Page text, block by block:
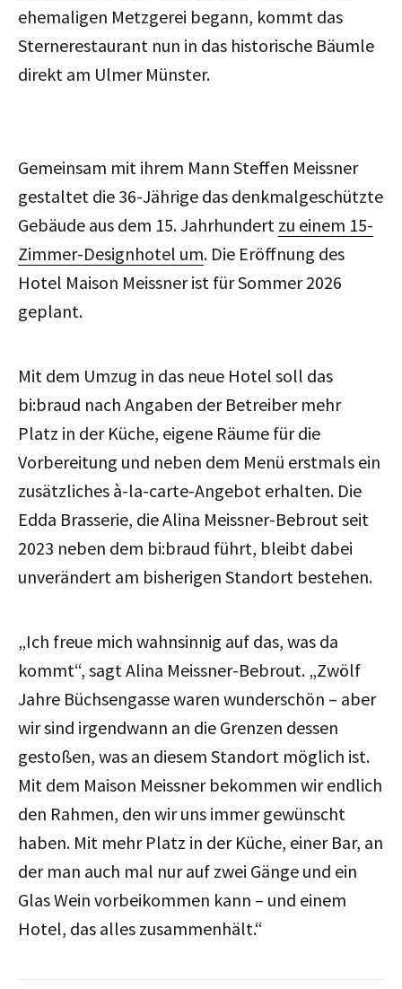
ehemaligen Metzgerei begann, kommt das
Sternerestaurant nun in das historische Bäumle
direkt am Ulmer Münster.
Gemeinsam mit ihrem Mann Steffen Meissner
gestaltet die 36-Jährige das denkmalgeschützte
Gebäude aus dem 15. Jahrhundert zu einem 15-
Zimmer-Designhotel um. Die Eröffnung des
Hotel Maison Meissner ist für Sommer 2026
geplant.
Mit dem Umzug in das neue Hotel soll das
bi:braud nach Angaben der Betreiber mehr
Platz in der Küche, eigene Räume für die
Vorbereitung und neben dem Menü erstmals ein
zusätzliches à-la-carte-Angebot erhalten. Die
Edda Brasserie, die Alina Meissner-Bebrout seit
2023 neben dem bi:braud führt, bleibt dabei
unverändert am bisherigen Standort bestehen.
„Ich freue mich wahnsinnig auf das, was da
kommt“, sagt Alina Meissner-Bebrout. „Zwölf
Jahre Büchsengasse waren wunderschön – aber
wir sind irgendwann an die Grenzen dessen
gestoßen, was an diesem Standort möglich ist.
Mit dem Maison Meissner bekommen wir endlich
den Rahmen, den wir uns immer gewünscht
haben. Mit mehr Platz in der Küche, einer Bar, an
der man auch mal nur auf zwei Gänge und ein
Glas Wein vorbeikommen kann – und einem
Hotel, das alles zusammenhält.“